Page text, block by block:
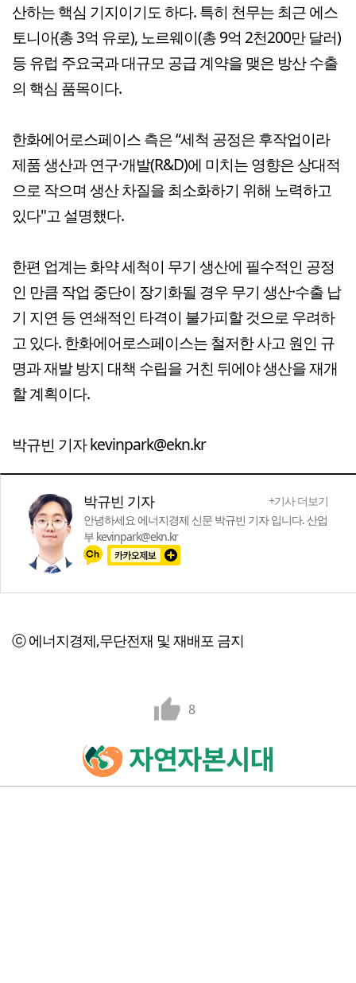
산하는 핵심 기지이기도 하다. 특히 천무는 최근 에스
토니아(총 3억 유로), 노르웨이(총 9억 2천200만 달러)
등 유럽 주요국과 대규모 공급 계약을 맺은 방산 수출
의 핵심 품목이다.
한화에어로스페이스 측은 “세척 공정은 후작업이라
제품 생산과 연구·개발(R&D)에 미치는 영향은 상대적
으로 작으며 생산 차질을 최소화하기 위해 노력하고
있다"고 설명했다.
한편 업계는 화약 세척이 무기 생산에 필수적인 공정
인 만큼 작업 중단이 장기화될 경우 무기 생산·수출 납
기 지연 등 연쇄적인 타격이 불가피할 것으로 우려하
고 있다. 한화에어로스페이스는 철저한 사고 원인 규
명과 재발 방지 대책 수립을 거친 뒤에야 생산을 재개
할 계획이다.
박규빈 기자 kevinpark@ekn.kr
박규빈 기자
+기사 더보기
안녕하세요 에너지경제 신문 박규빈 기자 입니다. 산업
부 kevinpark@ekn.kr
ⓒ 에너지경제,무단전재 및 재배포 금지
8